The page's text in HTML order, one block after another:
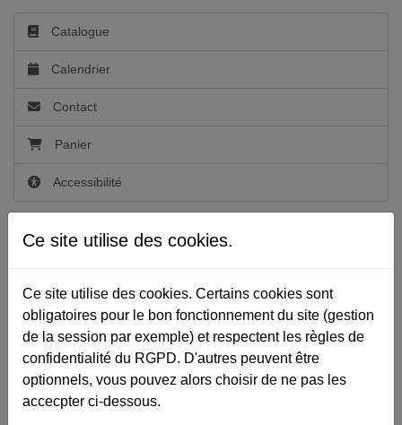
Catalogue
Calendrier
Contact
Panier
Accessibilité
Nos coordonnées
75014 Paris
01 43 95 48 15
Catalogue de formation propulsé par Dendreo,
logiciel conçu pour les professionnels de la formation
Ce site utilise des cookies.
Ce site utilise des cookies. Certains cookies sont
obligatoires pour le bon fonctionnement du site (gestion
de la session par exemple) et respectent les règles de
confidentialité du RGPD. D'autres peuvent être
optionnels, vous pouvez alors choisir de ne pas les
accecpter ci-dessous.